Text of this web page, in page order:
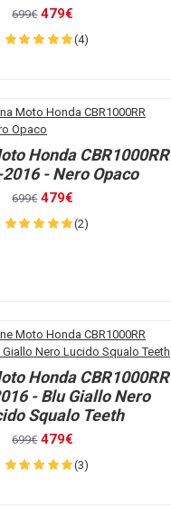
699€ 479€
(4)
Honda CBR1000RR
- Nero Opaco
699€ 479€
(2)
Honda CBR1000RR
- Blu Giallo Nero
Squalo Teeth
699€ 479€
(3)